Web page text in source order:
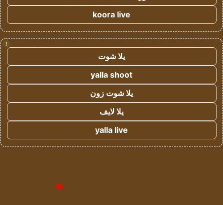
koora live
!
يلا شوت
yalla shoot
يلا شوت زون
يلا لايف
yalla live